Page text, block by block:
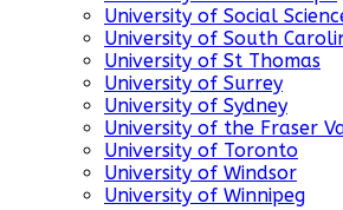
University of Social
University of South
University of St Thomas
University of Surrey
University of Sydney
University of the Fraser
University of Toronto
University of Windsor
University of Winnipeg